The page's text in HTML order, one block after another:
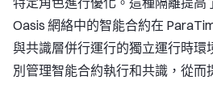
Oasis 網絡中的智能合約在
與共識層併行運行的獨立運行時環
別管理智能合約執行和共識，從而